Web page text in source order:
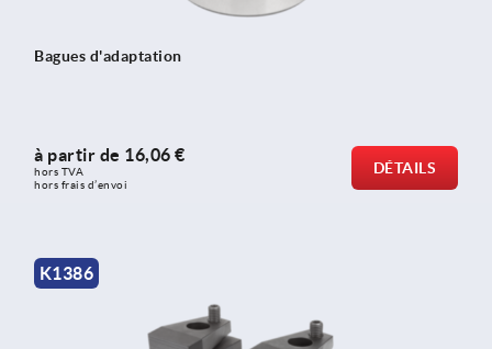
Bagues d'adaptation
à partir de 16,06 €
hors TVA
hors frais d’envoi
DÉTAILS
K1386